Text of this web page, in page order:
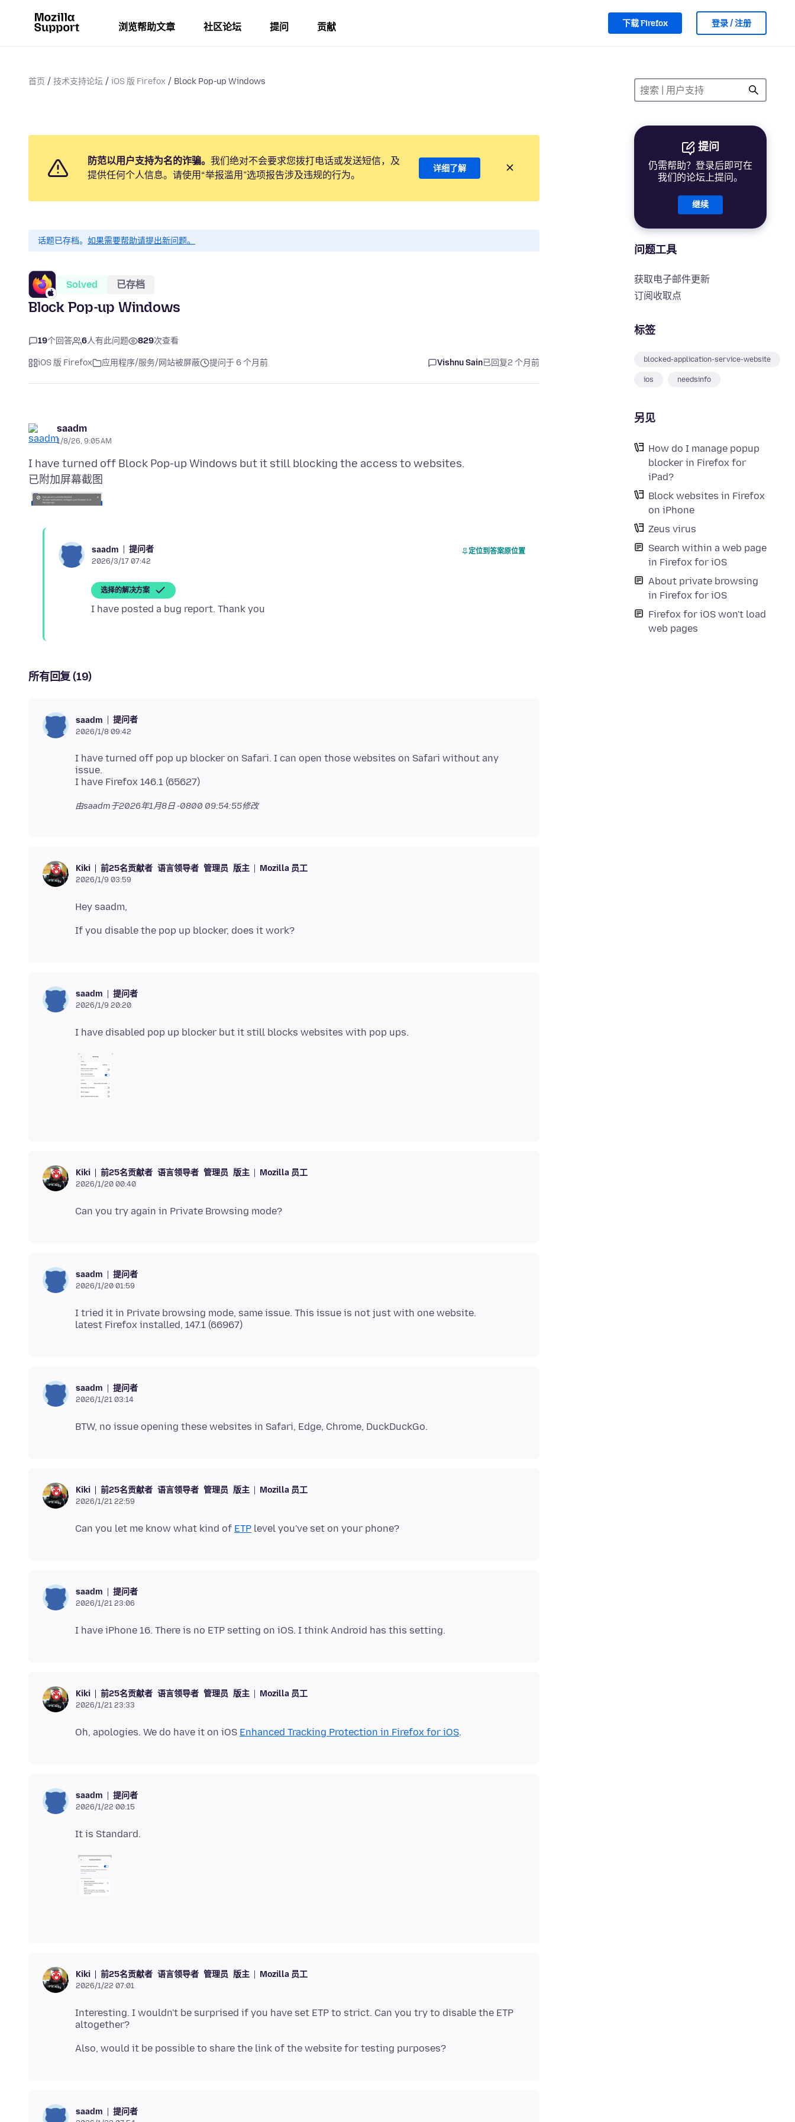
浏览帮助文章 社区论坛 提问 贡献 下载 Firefox 登录 / 注册
首页 技术支持论坛 iOS 版 Firefox Block Pop-up Windows
提问
仍需帮助？登录后即可在
我们的论坛上提问。
继续
问题工具
获取电子邮件更新
订阅收取点
标签
blocked-application-service-website
ios needsinfo
另见
How do I manage popup
blocker in Firefox for
iPad?
Block websites in Firefox
on iPhone
Zeus virus
Search within a web page
in Firefox for iOS
About private browsing
in Firefox for iOS
Firefox for iOS won't load
web pages
防范以用户支持为名的诈骗。 我们绝对不会要求您拨打电话或发送短信，及
提供任何个人信息。请使用“举报滥用”选项报告涉及违规的行为。
详细了解
话题已存档。 如果需要帮助请提出新问题。
Solved 已存档
Block Pop-up Windows
19个回答 6人有此问题 829次查看
iOS 版 Firefox 应用程序/服务/网站被屏蔽 提问于 6 个月前 Vishnu Sain已回复2 个月前
saadm
1/8/26, 9:05 AM
已附加屏幕截图
saadm 提问者
2026/3/17 07:42
定位到答案原位置
选择的解决方案
所有回复 (19)
saadm 提问者
2026/1/8 09:42
I have turned off pop up blocker on Safari. I can open those websites on Safari without any
issue.
由saadm于2026年1月8日 -0800 09:54:55修改
Kiki 前25名贡献者 语言领导者 管理员 版主 Mozilla 员工
2026/1/9 03:59
saadm 提问者
2026/1/9 20:20
Kiki 前25名贡献者 语言领导者 管理员 版主 Mozilla 员工
2026/1/20 00:40
saadm 提问者
2026/1/20 01:59
I tried it in Private browsing mode, same issue. This issue is not just with one website.
saadm 提问者
2026/1/21 03:14
Kiki 前25名贡献者 语言领导者 管理员 版主 Mozilla 员工
2026/1/21 22:59
Can you let me know what kind of ETP
saadm 提问者
2026/1/21 23:06
Kiki 前25名贡献者 语言领导者 管理员 版主 Mozilla 员工
2026/1/21 23:33
Oh, apologies. We do have it on iOS Enhanced Tracking Protection in Firefox for iOS
saadm 提问者
2026/1/22 00:15
Kiki 前25名贡献者 语言领导者 管理员 版主 Mozilla 员工
2026/1/22 07:01
Interesting. I wouldn't be surprised if you have set ETP to strict. Can you try to disable the ETP
saadm 提问者